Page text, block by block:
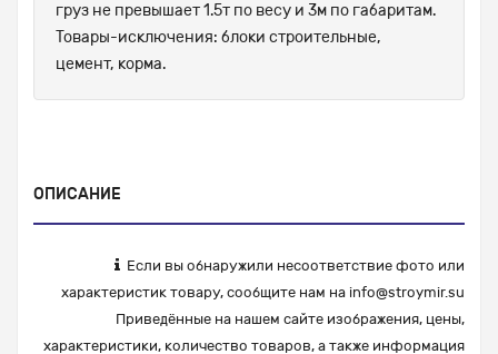
груз не превышает 1.5т по весу и 3м по габаритам.
Товары-исключения: блоки строительные,
цемент, корма.
ОПИСАНИЕ
Если вы обнаружили несоответствие фото или
характеристик товару, сообщите нам на info@stroymir.su
Приведённые на нашем сайте изображения, цены,
характеристики, количество товаров, а также информация